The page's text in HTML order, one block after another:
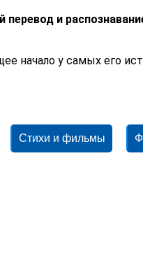
и
начало у самых его
Стихи и фильмы